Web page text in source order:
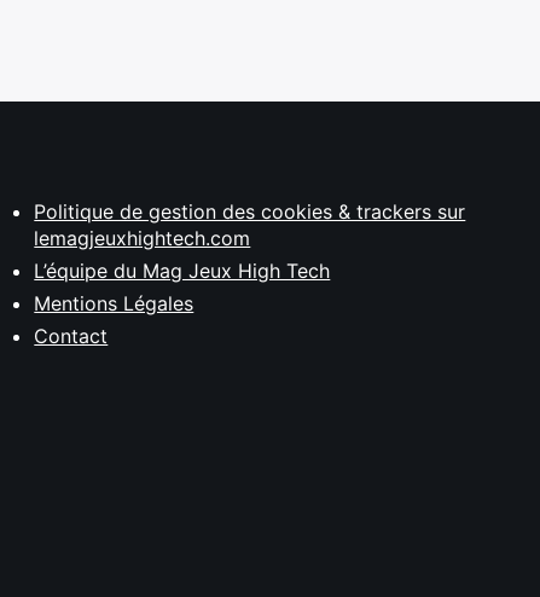
Politique de gestion des cookies & trackers sur
lemagjeuxhightech.com
L’équipe du Mag Jeux High Tech
Mentions Légales
Contact